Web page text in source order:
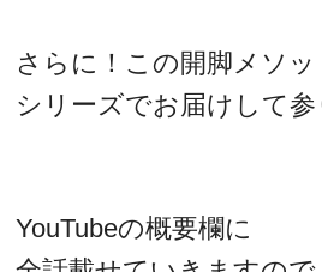
さらに！この開脚メソッ
シリーズでお届けして参
YouTubeの概要欄に